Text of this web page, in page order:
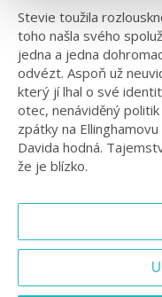
Stevie toužila
toho našla svého
jedna a jedna
odvézt. Aspoň už
který jí lhal o své
otec, nenáviděný
zpátky na
Davida hodná.
že je blízko.